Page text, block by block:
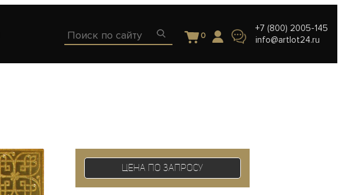
0
+7 (800) 2005-145
info@artlot24.ru
Цена по запросу